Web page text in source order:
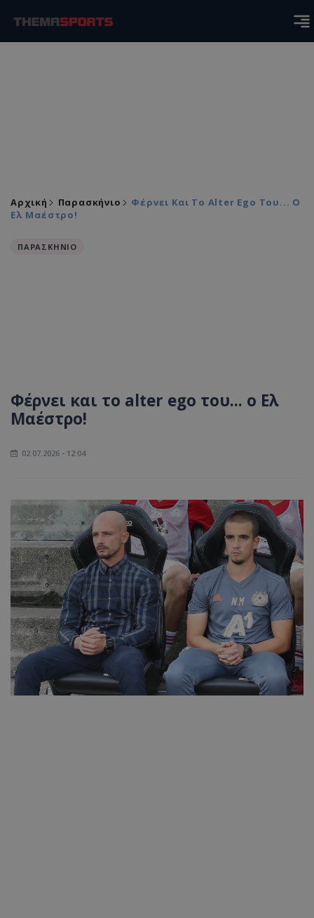
Αρχική Παρασκήνιο
Φέρνει Και Το Alter Ego Του... Ο
Ελ Μαέστρο!
ΠΑΡΑΣΚΗΝΙΟ
Φέρνει και το alter ego του... ο Ελ
Μαέστρο!
02.07.2026 - 12:04